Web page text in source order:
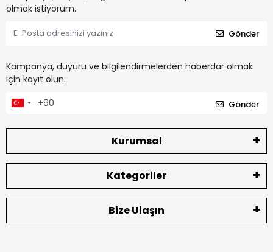
olmak istiyorum.
Gönder
Kampanya, duyuru ve bilgilendirmelerden haberdar olmak
için kayıt olun.
Gönder
Kurumsal
Kategoriler
Bize Ulaşın